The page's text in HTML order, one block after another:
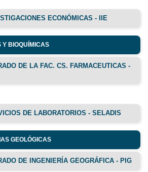
ECONÓMICAS - IIE
Y BIOQUÍMICAS
DE LA FAC. CS. FARMACEUTICAS -
DE LABORATORIOS - SELADIS
GEOLÓGICAS
DE INGENIERÍA GEOGRÁFICA - PIG